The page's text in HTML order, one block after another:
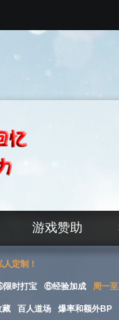
游戏赞助
定制！
时打宝 ⑥经验加成 周一
藏 百人道场 爆率和额外BP